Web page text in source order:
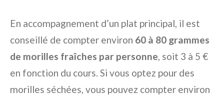
En accompagnement d’un plat principal, il est
conseillé de compter environ 60 à 80 grammes
de morilles fraîches par personne, soit 3 à 5 €
en fonction du cours. Si vous optez pour des
morilles séchées, vous pouvez compter environ